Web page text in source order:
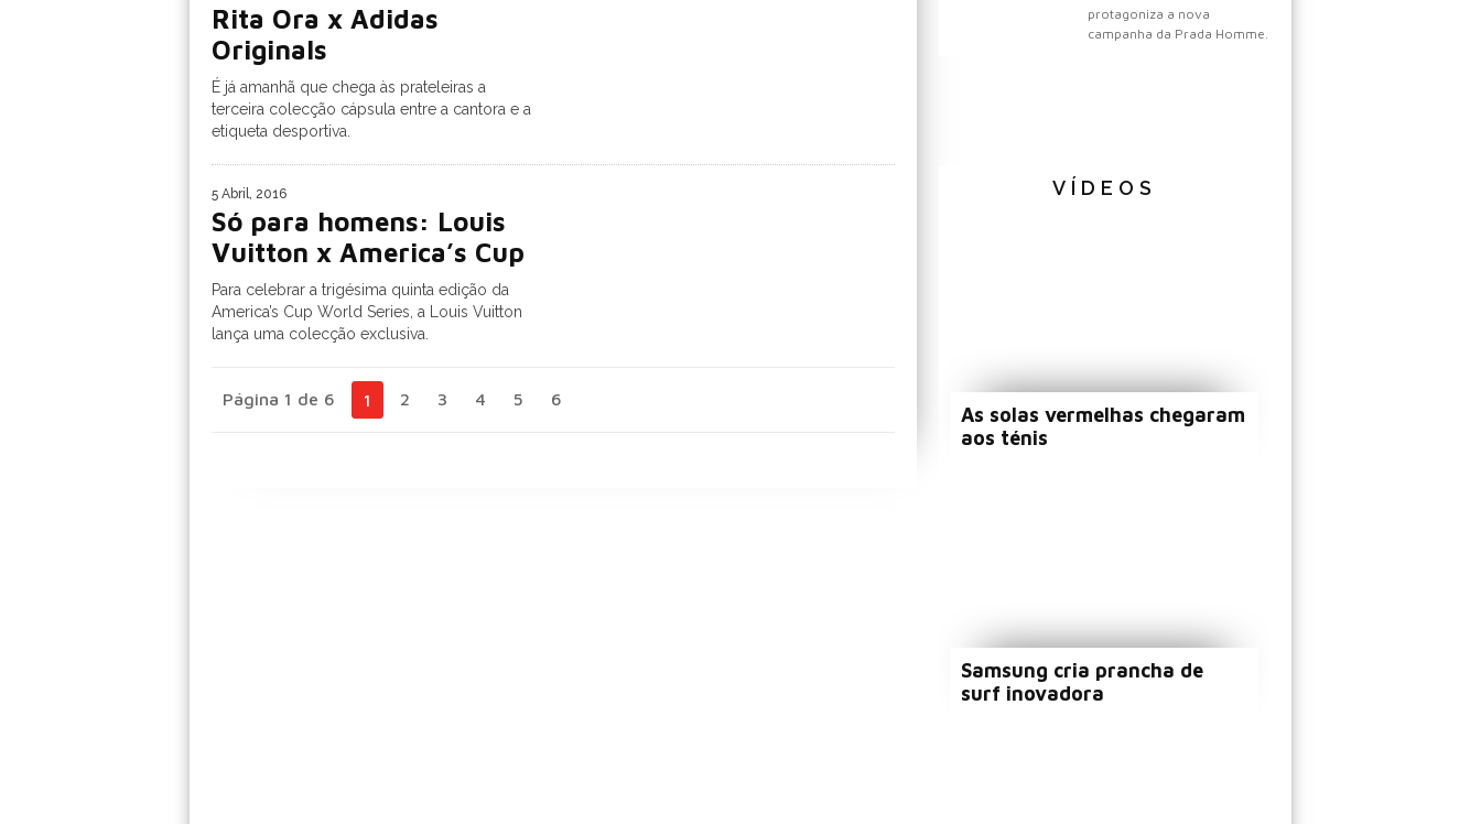
Rita Ora x Adidas
Originals
É já amanhã que chega às prateleiras a
terceira colecção cápsula entre a cantora e a
etiqueta desportiva.
5 Abril, 2016
Só para homens: Louis
Vuitton x America’s Cup
Para celebrar a trigésima quinta edição da
America’s Cup World Series, a Louis Vuitton
lança uma colecção exclusiva.
Página 1 de 6 1 2 3 4 5 6
protagoniza a nova
campanha da Prada Homme.
VÍDEOS
As solas vermelhas chegaram
aos ténis
Samsung cria prancha de
surf inovadora